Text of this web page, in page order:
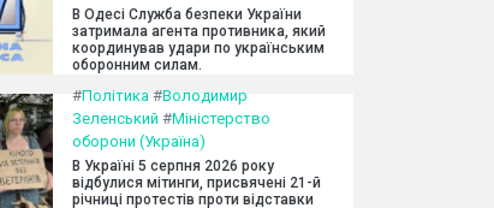
В Одесі Служба безпеки України
затримала агента противника, який
координував удари по українським
оборонним силам.
#Політика #Володимир
Зеленський #Міністерство
оборони (Україна)
В Україні 5 серпня 2026 року
відбулися мітинги, присвячені 21-й
річниці протестів проти відставки